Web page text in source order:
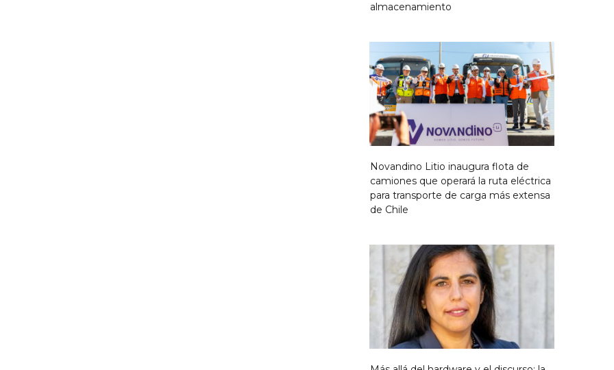
almacenamiento
Novandino Litio inaugura flota de
camiones que operará la ruta eléctrica
para transporte de carga más extensa
de Chile